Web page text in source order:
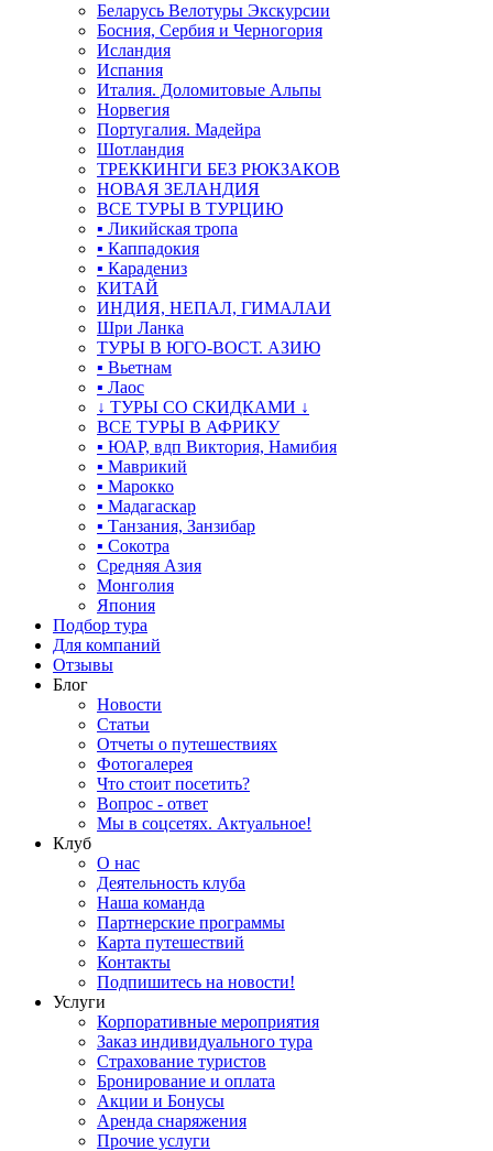
Беларусь Велотуры Экскурсии
Босния, Сербия и Черногория
Исландия
Испания
Италия. Доломитовые Альпы
Норвегия
Португалия. Мадейра
Шотландия
ТРЕККИНГИ БЕЗ РЮКЗАКОВ
НОВАЯ ЗЕЛАНДИЯ
ВСЕ ТУРЫ В ТУРЦИЮ
▪ Ликийская тропа
▪ Каппадокия
▪ Карадениз
КИТАЙ
ИНДИЯ, НЕПАЛ, ГИМАЛАИ
Шри Ланка
ТУРЫ В ЮГО-ВОСТ. АЗИЮ
▪ Вьетнам
▪ Лаос
↓ ТУРЫ СО СКИДКАМИ ↓
ВСЕ ТУРЫ В АФРИКУ
▪ ЮАР, вдп Виктория, Намибия
▪ Маврикий
▪ Марокко
▪ Мадагаскар
▪ Танзания, Занзибар
▪ Сокотра
Средняя Азия
Монголия
Япония
Подбор тура
Для компаний
Отзывы
Блог
Новости
Статьи
Отчеты о путешествиях
Фотогалерея
Что стоит посетить?
Вопрос - ответ
Мы в соцсетях. Актуальное!
Клуб
О нас
Деятельность клуба
Наша команда
Партнерские программы
Карта путешествий
Контакты
Подпишитесь на новости!
Услуги
Корпоративные мероприятия
Заказ индивидуального тура
Страхование туристов
Бронирование и оплата
Акции и Бонусы
Аренда снаряжения
Прочие услуги